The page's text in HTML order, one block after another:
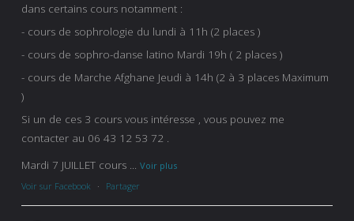
dans certains cours notamment :
- cours de sophrologie du lundi à 11h (2 places )
- cours de sophro-danse latino Mardi 19h ( 2 places )
- cours de Marche Afghane Jeudi à 14h (2 à 3 places Maximum
)
Si un de ces 3 cours vous intéresse , vous pouvez me
contacter au 06 43 12 53 72 .
Mardi 7 JUILLET cours ... Voir plus
Voir sur Facebook
· Partager